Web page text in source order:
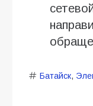
Батайск,